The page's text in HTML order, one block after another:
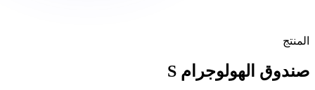
المنتج
صندوق الهولوجرام S